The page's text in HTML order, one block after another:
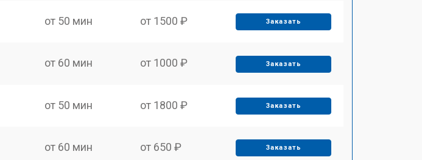
от 50 мин от 1500 ₽ Заказать
от 60 мин от 1000 ₽ Заказать
от 50 мин от 1800 ₽ Заказать
от 60 мин от 650 ₽ Заказать